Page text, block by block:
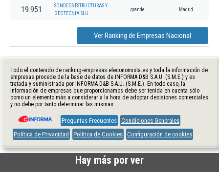
19.951
SONDEOS ESTRUCTURAS Y
GEOTECNIA SLU
grande Madrid
Ver Ranking de Empresas Nacional
Todo el contenido de ranking-empresas.eleconomista.es y toda la información de
empresas procede de la base de datos de INFORMA D&B S.A.U. (S.M.E.) y es
tratada y suministrada por INFORMA D&B S.A.U. (S.M.E.). En todo caso, la
información de empresas que proporcionamos debe ser tenida en cuenta sólo
como un elemento más a considerar a la hora de adoptar decisiones comerciales
y no debe por tanto determinar las mismas.
Preguntas Frecuentes Condiciones Generales
Política de Privacidad
Política de Cookies Configuración de cookies
Hay más por ver